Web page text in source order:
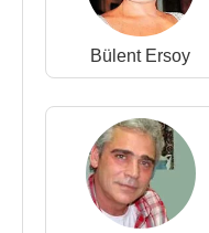
Bülent Ersoy